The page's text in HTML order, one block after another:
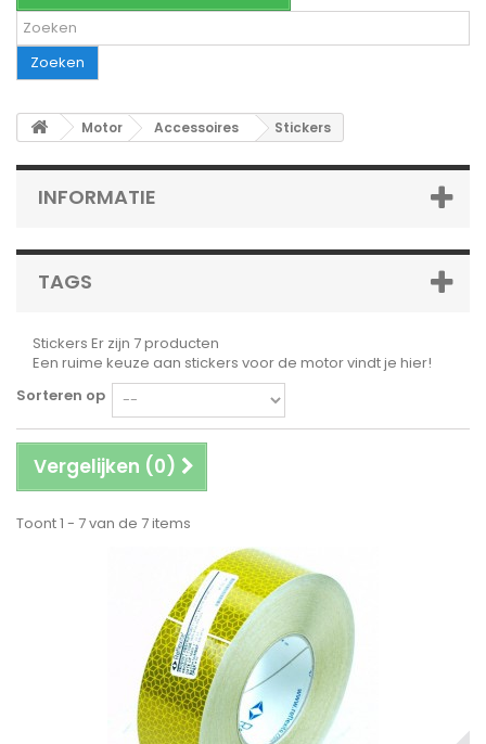
Zoeken
Motor Accessoires Stickers
INFORMATIE
TAGS
Stickers Er zijn 7 producten
Een ruime keuze aan stickers voor de motor vindt je hier!
Sorteren op
Vergelijken (0)
Toont 1 - 7 van de 7 items